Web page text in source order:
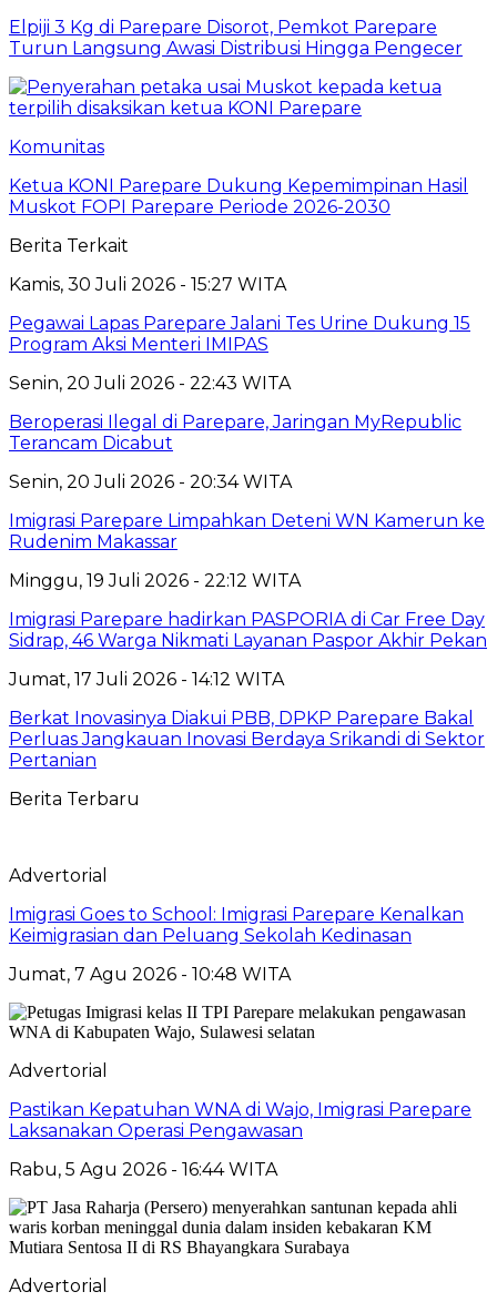
Elpiji 3 Kg di Parepare Disorot, Pemkot Parepare
Turun Langsung Awasi Distribusi Hingga Pengecer
Komunitas
Ketua KONI Parepare Dukung Kepemimpinan Hasil
Muskot FOPI Parepare Periode 2026-2030
Berita Terkait
Kamis, 30 Juli 2026 - 15:27 WITA
Pegawai Lapas Parepare Jalani Tes Urine Dukung 15
Program Aksi Menteri IMIPAS
Senin, 20 Juli 2026 - 22:43 WITA
Beroperasi Ilegal di Parepare, Jaringan MyRepublic
Terancam Dicabut
Senin, 20 Juli 2026 - 20:34 WITA
Imigrasi Parepare Limpahkan Deteni WN Kamerun ke
Rudenim Makassar
Minggu, 19 Juli 2026 - 22:12 WITA
Imigrasi Parepare hadirkan PASPORIA di Car Free Day
Sidrap, 46 Warga Nikmati Layanan Paspor Akhir Pekan
Jumat, 17 Juli 2026 - 14:12 WITA
Berkat Inovasinya Diakui PBB, DPKP Parepare Bakal
Perluas Jangkauan Inovasi Berdaya Srikandi di Sektor
Pertanian
Berita Terbaru
Advertorial
Imigrasi Goes to School: Imigrasi Parepare Kenalkan
Keimigrasian dan Peluang Sekolah Kedinasan
Jumat, 7 Agu 2026 - 10:48 WITA
Advertorial
Pastikan Kepatuhan WNA di Wajo, Imigrasi Parepare
Laksanakan Operasi Pengawasan
Rabu, 5 Agu 2026 - 16:44 WITA
Advertorial